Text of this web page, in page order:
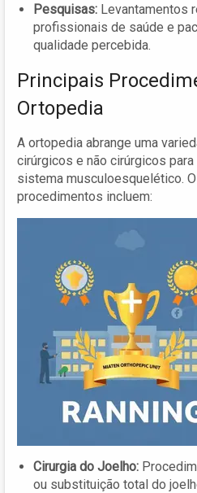
Pesquisas: Levantamentos
profissionais de saúde e
qualidade percebida.
Principais
Ortopedia
A ortopedia abrange uma
cirúrgicos e não cirúrgicos
sistema musculoesquelético.
procedimentos incluem:
Cirurgia do Joelho:
ou substituição total do